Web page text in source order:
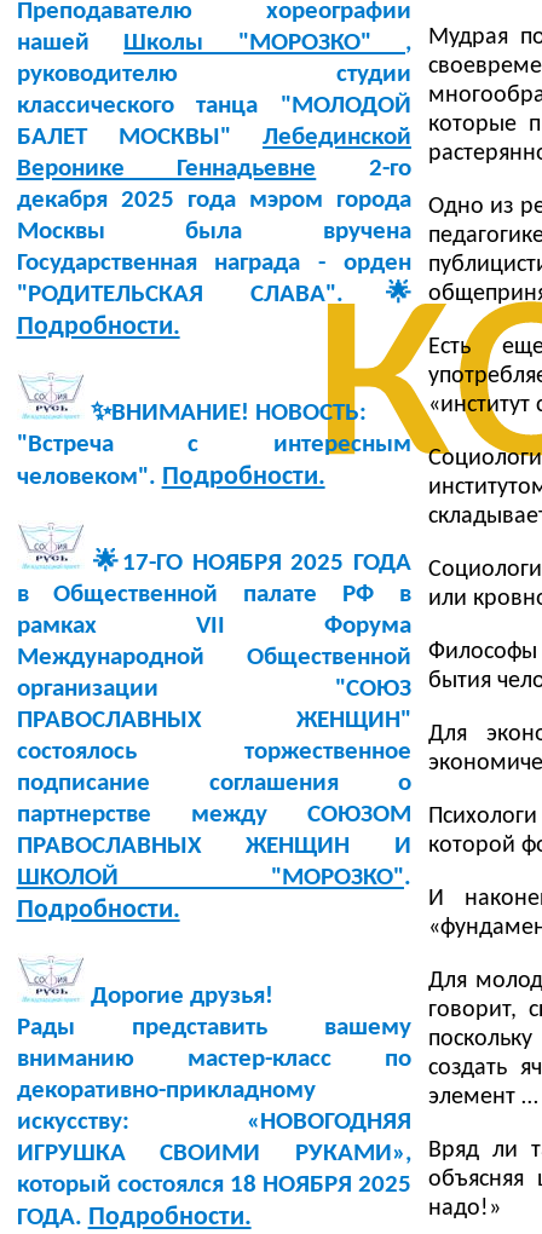
Преподавателю хореографии
нашей Школы "МОРОЗКО" ,
руководителю студии
классического танца "МОЛОДОЙ
БАЛЕТ МОСКВЫ" Лебединской
Веронике Геннадьевне 2-го
декабря 2025 года мэром города
Москвы была вручена
Государственная награда - орден
"РОДИТЕЛЬСКАЯ СЛАВА".🌟
Подробности.
✨ВНИМАНИЕ! НОВОСТЬ:
"Встреча с интересным
человеком". Подробности.
🌟17-ГО НОЯБРЯ 2025 ГОДА
в Общественной палате РФ в
рамках VII Форума
Международной Общественной
организации "СОЮЗ
ПРАВОСЛАВНЫХ ЖЕНЩИН"
состоялось торжественное
подписание соглашения о
партнерстве между СОЮЗОМ
ПРАВОСЛАВНЫХ ЖЕНЩИН И
ШКОЛОЙ "МОРОЗКО".
Подробности.
Дорогие друзья!
Рады представить вашему
вниманию мастер-класс по
декоративно-прикладному
искусству: «НОВОГОДНЯЯ
ИГРУШКА СВОИМИ РУКАМИ»,
который состоялся 18 НОЯБРЯ 2025
ГОДА. Подробности.
Мудрая
которые
Одно из
Есть
или
Философы
бытия
Для
которой
И
Для
говорит,
создать
элемент …
Вряд ли
надо!»